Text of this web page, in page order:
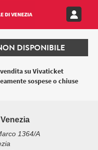
DISPONIBILE
su Vivaticket
sospese o chiuse
1364/A